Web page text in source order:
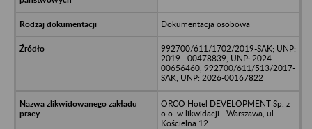
Dokumentacja osobowa
992700/611/1702/2019-SAK; UNP:
2019 - 00478839, UNP: 2024-
00656460, 992700/611/513/2017-
SAK, UNP: 2026-00167822
ORCO Hotel DEVELOPMENT Sp. z
o.o. w likwidacji - Warszawa, ul.
Kościelna 12